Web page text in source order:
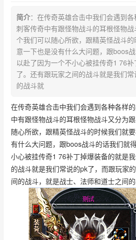
简介：在传奇英雄合击中我们会遇到
刺客传奇中有跟怪物战斗的耳根怪物
个我们可以随心所欲，跟精英怪战斗
意一下也是没有什么大问题，跟boos
以赴了因为一个不小心被挂传奇1 76
了。还有跟玩家之间的战斗就是我们
的战斗就
在传奇英雄合击中我们会遇到各种各样
中有跟怪物战斗的耳根怪物战斗又分为
随心所欲，跟精英怪战斗的时候我们就
有什么大问题，跟boos战斗的话我们就
小心被挂传奇1 76补丁掉爆装备的就是
的战斗就是我们常说的pk了，而跟玩家
间的战斗，就是战士、法师和道士之间的